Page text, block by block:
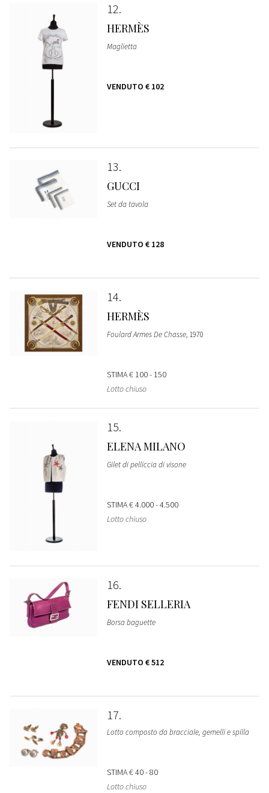
12
HERMÈS
Maglietta
VENDUTO € 102
13
GUCCI
Set da tavola
VENDUTO € 128
14
HERMÈS
Foulard Armes De Chasse, 1970
STIMA€ 100 - 150
Lotto chiuso
15
ELENA MILANO
Gilet di pelliccia di visone
STIMA€ 4.000 - 4.500
Lotto chiuso
16
FENDI SELLERIA
Borsa baguette
VENDUTO € 512
17
Lotto composto da bracciale, gemelli e spilla
STIMA€ 40 - 80
Lotto chiuso